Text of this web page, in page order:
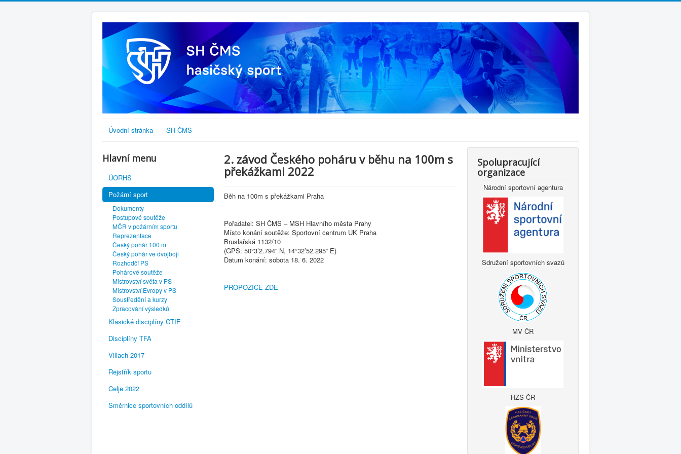
Úvodní stránka SH ČMS
Hlavní menu
ÚORHS
Požární sport
Dokumenty
Postupové soutěže
MČR v požárním sportu
Reprezentace
Český pohár 100 m
Český pohár ve dvojboji
Rozhodčí PS
Pohárové soutěže
Mistrovství světa v PS
Mistrovství Evropy v PS
Soustředění a kurzy
Zpracování výsledků
Klasické disciplíny CTIF
Disciplíny TFA
Villach 2017
Rejstřík sportu
Celje 2022
Směrnice sportovních oddílů
2. závod Českého poháru v běhu na 100m s
překážkami 2022
Běh na 100m s překážkami Praha
Pořadatel: SH ČMS – MSH Hlavního města Prahy
Místo konání soutěže: Sportovní centrum UK Praha
Bruslařská 1132/10
(GPS: 50°3’2.794“ N, 14°32’52.295“ E)
Datum konání: sobota 18. 6. 2022
PROPOZICE ZDE
Spolupracující
organizace
Národní sportovní agentura
Sdružení sportovních svazů
MV ČR
HZS ČR